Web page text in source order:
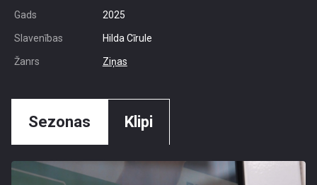
Gads 2025
Slavenības Hilda Cīrule
Žanrs Ziņas
Sezonas Klipi